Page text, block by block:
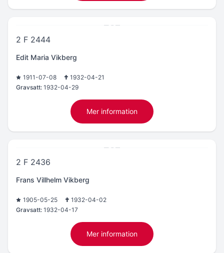
2 F 2444
Edit Maria Vikberg
1911-07-08
1932-04-21
Gravsatt: 1932-04-29
Mer information
2 F 2436
Frans Villhelm Vikberg
1905-05-25
1932-04-02
Gravsatt: 1932-04-17
Mer information